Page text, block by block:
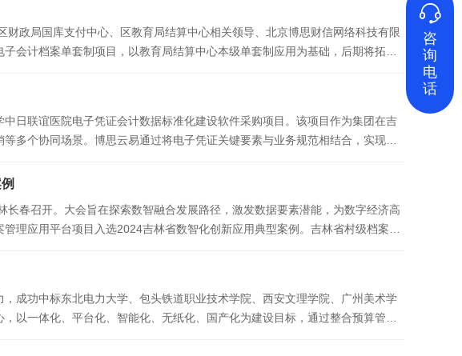
政局国库支付中心、区教育局结算中心相关领导、北京博思财信网络科技有限
会计档案单套制项目，以教育局结算中心本级单套制应用为基础，后期将拓展
日联谊医院电子凭证会计数据标准化建设软件采购项目。该项目作为集团在吉
多个协同场景。博思云易通过将电子凭证关键要素与业务规范相结合，实现对
春召开。大会旨在探索数智融合发展路径，激发数据要素潜能，为数字经济高
理应用平台项目入选2024吉林省数智化创新应用典型案例。吉林省村级档案管
成功中标东北电力大学、包头铁道职业技术学院、西安文理学院、广州美术学
以一体化、平台化、智能化、无纸化、国产化为建设目标，通过整合预算管

咨
询
电
话